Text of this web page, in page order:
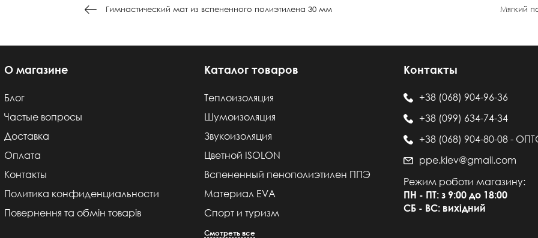
Гимнастический мат из вспененного полиэтилена 30 мм Мягкий
О магазине
Блог
Частые вопросы
Доставка
Оплата
Контакты
Политика конфиденциальности
Повернення та обмін товарів
Каталог товаров
Теплоизоляция
Шумоизоляция
Звукоизоляция
Цветной ISOLON
Вспененный пенополиэтилен ППЭ
Материал EVA
Спорт и туризм
Смотреть все
Контакты
+38 (068) 904-96-36
+38 (099) 634-74-34
+38 (068) 904-80-08 -
ppe.kiev@gmail.com
Режим роботи магазину:
ПН - ПТ: з 9:00 до 18:00
СБ - ВС: вихідний